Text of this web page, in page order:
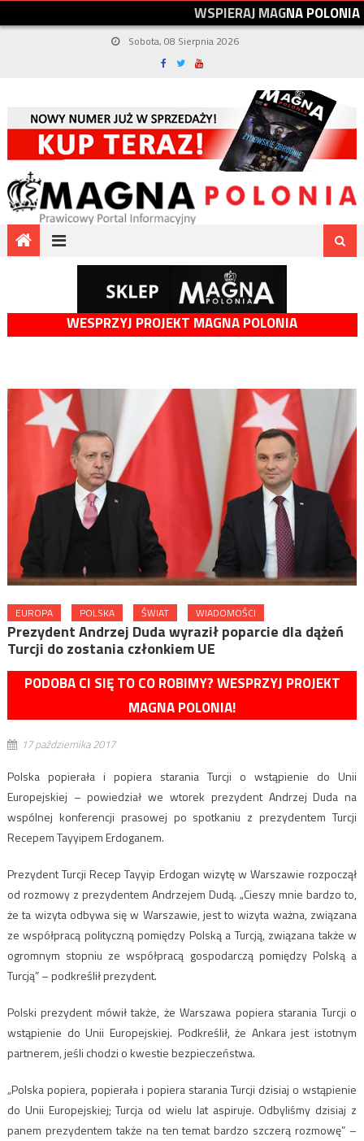
WSPIERAJMAGNAPOLONIA
Sobota, 08 Sierpnia 2026
WESPRZYJ PROJEKT MAGNA POLONIA
EUROPA POLSKA ŚWIAT WIADOMOŚCI
Prezydent Andrzej Duda wyraził poparcie dla dążeń
Turcji do zostania członkiem UE
PODOBA CI SIĘ TO CO ROBIMY? WESPRZYJ PROJEKT
MAGNA POLONIA!
17 października 2017
Polska popierała i popiera starania Turcji o wstąpienie do Unii
Europejskiej – powiedział we wtorek prezydent Andrzej Duda na
wspólnej konferencji prasowej po spotkaniu z prezydentem Turcji
Recepem Tayyipem Erdoganem.
Prezydent Turcji Recep Tayyip Erdogan wizytę w Warszawie rozpoczął
od rozmowy z prezydentem Andrzejem Dudą. „Cieszy mnie bardzo to,
że ta wizyta odbywa się w Warszawie, jest to wizyta ważna, związana
ze współpracą polityczną pomiędzy Polską a Turcją, związana także w
ogromnym stopniu ze współpracą gospodarczą pomiędzy Polską a
Turcją” – podkreślił prezydent.
Polski prezydent mówił także, że Warszawa popiera starania Turcji o
wstąpienie do Unii Europejskiej. Podkreślił, że Ankara jest istotnym
partnerem, jeśli chodzi o kwestie bezpieczeństwa.
„Polska popiera, popierała i popiera starania Turcji dzisiaj o wstąpienie
do Unii Europejskiej; Turcja od wielu lat aspiruje. Odbyliśmy dzisiaj z
panem prezydentem także na ten temat bardzo szczerą rozmowę” –